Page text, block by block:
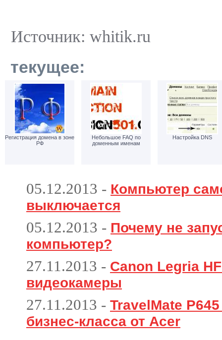
Источник: whitik.ru
текущее:
Регистрация домена в зоне
РФ
Небольшое FAQ по
доменным именам
Настройка DNS
05.12.2013 - Компьютер
выключается
05.12.2013 - Почему не
компьютер?
27.11.2013 - Canon Legria
видеокамеры
27.11.2013 - TravelMate
бизнес-класса от Acer